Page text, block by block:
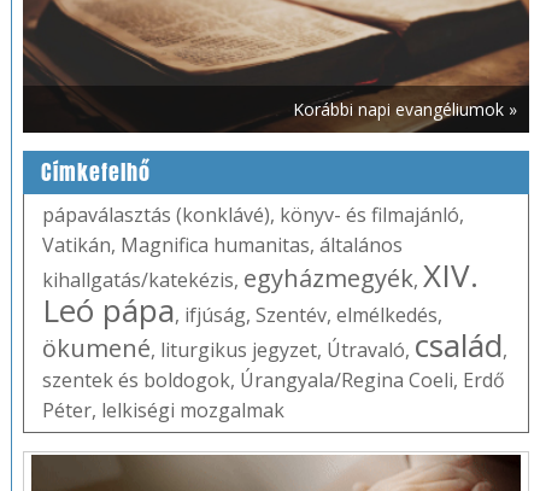
Korábbi napi evangéliumok »
Címkefelhő
pápaválasztás (konklávé), könyv- és filmajánló,
Vatikán, Magnifica humanitas, általános
kihallgatás/katekézis, egyházmegyék, XIV.
Leó pápa, ifjúság, Szentév, elmélkedés,
ökumené, liturgikus jegyzet, Útravaló, család,
szentek és boldogok, Úrangyala/Regina Coeli, Erdő
Péter, lelkiségi mozgalmak